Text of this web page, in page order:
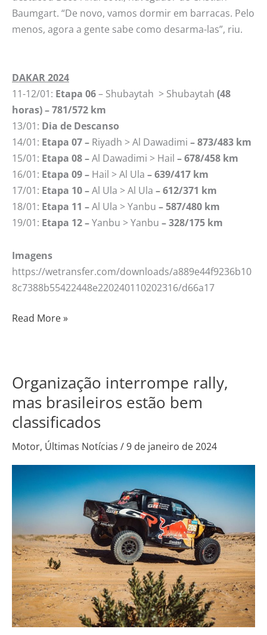
Baumgart. “De novo, vamos dormir em barracas. Pelo
menos, agora a gente sabe como desarma-las”, riu.
DAKAR 2024
11-12/01: Etapa 06– Shubaytah > Shubaytah (48
horas) – 781/572 km
13/01: Dia de Descanso
14/01: Etapa 07 – Riyadh > Al Dawadimi – 873/483 km
15/01: Etapa 08 –Al Dawadimi > Hail – 678/458 km
16/01: Etapa 09 – Hail > Al Ula – 639/417 km
17/01: Etapa 10 –Al Ula > Al Ula – 612/371 km
18/01: Etapa 11 –Al Ula > Yanbu – 587/480 km
19/01: Etapa 12 –Yanbu > Yanbu – 328/175 km
Imagens
https://wetransfer.com/downloads/a889e44f9236b10
8c7388b55422448e220240110202316/d66a17
Read More »
Organização interrompe rally,
mas brasileiros estão bem
classificados
Motor, Últimas Notícias /9 de janeiro de 2024
Organização
interrompe
rally,
mas
brasileiros
classificados